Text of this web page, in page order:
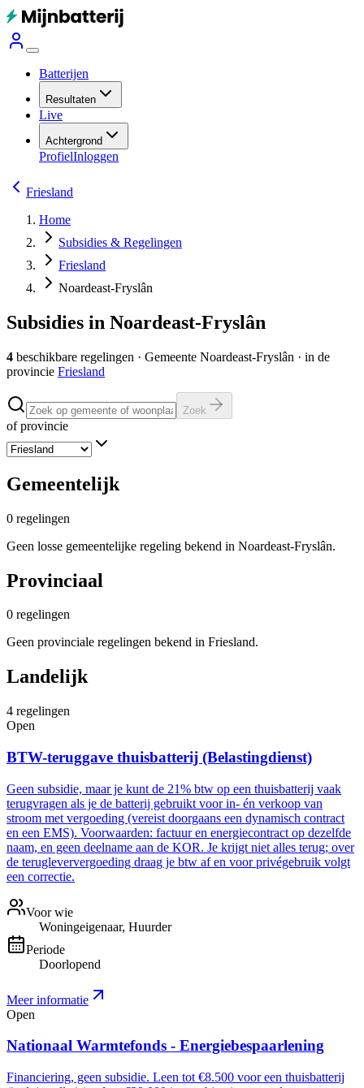
Batterijen
Resultaten
Live
Achtergrond
ProfielInloggen
Friesland
Home
Subsidies & Regelingen
Friesland
Noardeast-Fryslân
Subsidies in Noardeast-Fryslân
4 beschikbare regelingen · Gemeente Noardeast-Fryslân · in de
provincie Friesland
Zoek
of provincie
Gemeentelijk
0 regelingen
Geen losse gemeentelijke regeling bekend in Noardeast-Fryslân.
Provinciaal
0 regelingen
Geen provinciale regelingen bekend in Friesland.
Landelijk
4 regelingen
Open
BTW-teruggave thuisbatterij (Belastingdienst)
Geen subsidie, maar je kunt de 21% btw op een thuisbatterij vaak
terugvragen als je de batterij gebruikt voor in- én verkoop van
stroom met vergoeding (vereist doorgaans een dynamisch contract
en een EMS). Voorwaarden: factuur en energiecontract op dezelfde
naam, en geen deelname aan de KOR. Je krijgt niet alles terug; over
de terugleververgoeding draag je btw af en voor privégebruik volgt
een correctie.
Voor wie
Woningeigenaar, Huurder
Periode
Doorlopend
Meer informatie
Open
Nationaal Warmtefonds - Energiebespaarlening
Financiering, geen subsidie. Leen tot €8.500 voor een thuisbatterij